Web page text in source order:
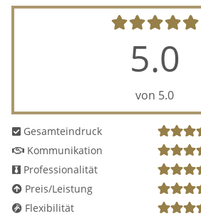
5.0
von 5.0
Gesamteindruck
Kommunikation
Professionalität
Preis/Leistung
Flexibilität